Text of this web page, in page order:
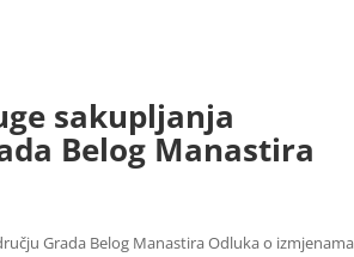
sakupljanja
Belog Manastira
Grada Belog Manastira Odluka o izmjenama